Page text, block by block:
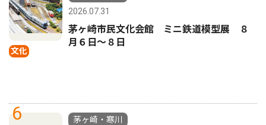
文化
2026.07.31
茅ヶ崎市民文化会館 ミニ鉄道模型展 ８
月６日〜８日
6
茅ヶ崎・寒川